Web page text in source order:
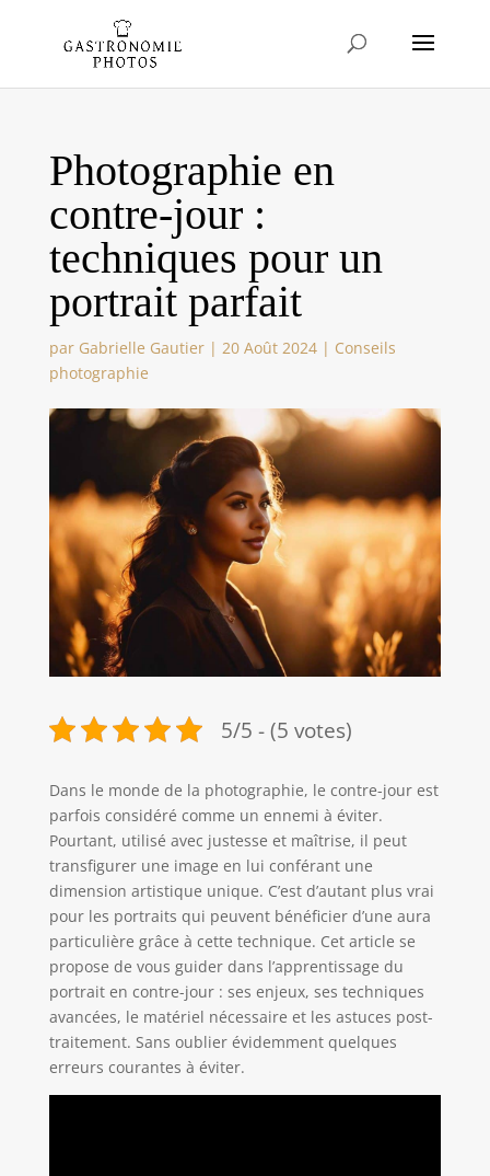
Photographie en
contre-jour :
techniques pour un
portrait parfait
par Gabrielle Gautier| 20 Août 2024| Conseils
photographie
5/5 - (5 votes)
Dans le monde de la photographie, le contre-jour est
parfois considéré comme un ennemi à éviter.
Pourtant, utilisé avec justesse et maîtrise, il peut
transfigurer une image en lui conférant une
dimension artistique unique. C’est d’autant plus vrai
pour les portraits qui peuvent bénéficier d’une aura
particulière grâce à cette technique. Cet article se
propose de vous guider dans l’apprentissage du
portrait en contre-jour : ses enjeux, ses techniques
avancées, le matériel nécessaire et les astuces post-
traitement. Sans oublier évidemment quelques
erreurs courantes à éviter.